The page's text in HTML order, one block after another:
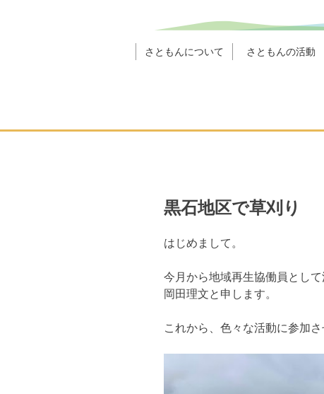
さともんについて さともんの活動
黒石地区で草刈り
はじめまして。
今月から地域再生協働員とし
岡田理文と申します。
これから、 色々な活動に参加